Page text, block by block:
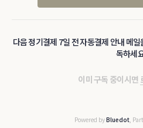
다음 정기결제 7일 전 자동결제 안내 메
독하세
이미 구독 중이시면
Powered byBluedot,